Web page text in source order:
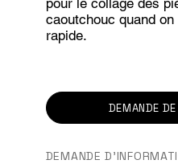
pour le collage des
caoutchouc quand
rapide.
DEMANDE
DEMANDE